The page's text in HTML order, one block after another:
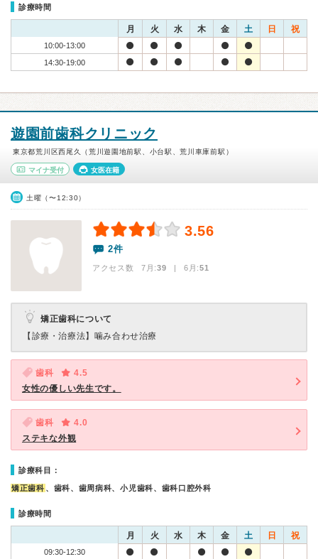
診療時間
月 火 水 木 金 土 日 祝
10:00-13:00
14:30-19:00
遊園前歯科クリニック
東京都荒川区西尾久（荒川遊園地前駅、小台駅、荒川車庫前駅）
マイナ受付 女医在籍
土曜（〜12:30）
3.56
2件
アクセス数 7月:39 | 6月:51
矯正歯科について
【診療・治療法】 噛み合わせ治療
歯科
4.5
女性の優しい先生です。
歯科
4.0
ステキな外観
診療科目：
矯正歯科 、歯科、歯周病科、小児歯科、歯科口腔外科
診療時間
月 火 水 木 金 土 日 祝
09:30-12:30